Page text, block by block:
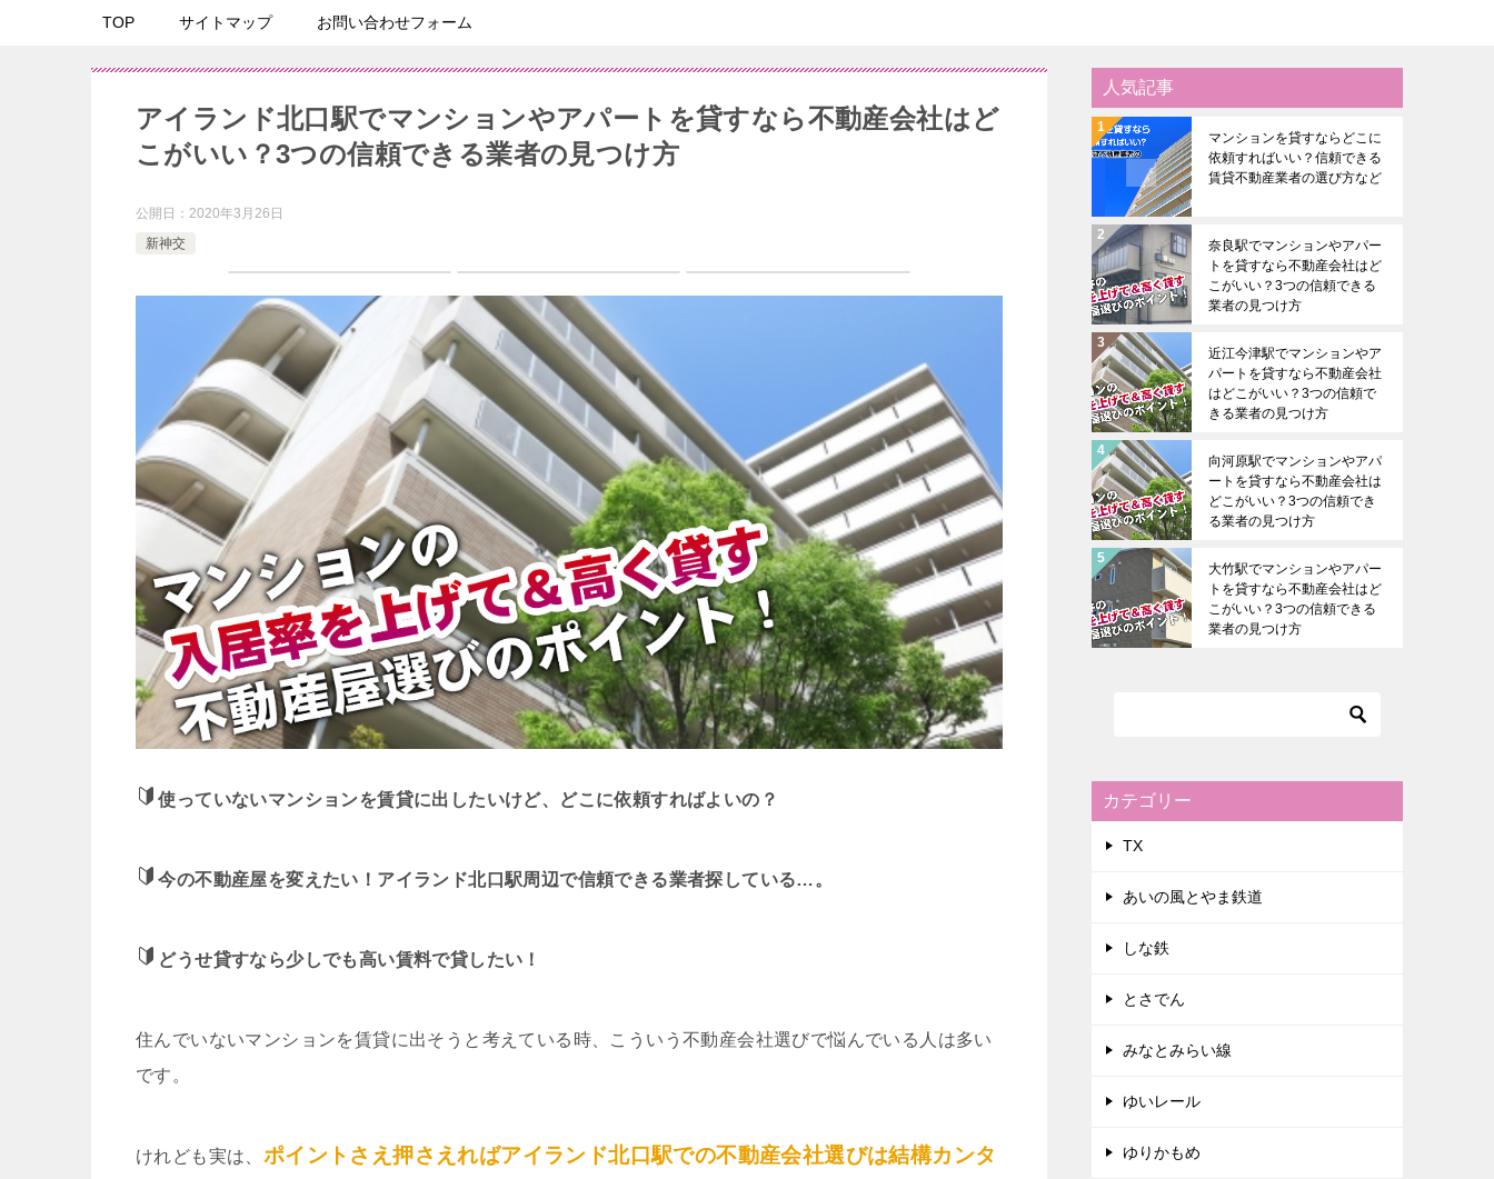
TOP サイトマップ お問い合わせフォーム
アイランド北口駅でマンションやアパートを貸すなら不動産会社はど
こがいい？3つの信頼できる業者の見つけ方
公開日： 2020年3月26日
新神交
使っていないマンションを賃貸に出したいけど、どこに依頼すればよいの？
今の不動産屋を変えたい！アイランド北口駅周辺で信頼できる業者探している…。
どうせ貸すなら少しでも高い賃料で貸したい！
住んでいないマンションを賃貸に出そうと考えている時、こういう不動産会社選びで悩んでいる人は多い
です。
けれども実は、 ポイントさえ押さえればアイランド北口駅での不動産会社選びは結構カンタ
人気記事
マンションを貸すならどこに
依頼すればいい？信頼できる
賃貸不動産業者の選び方など
奈良駅でマンションやアパー
トを貸すなら不動産会社はど
こがいい？3つの信頼できる
業者の見つけ方
近江今津駅でマンションやア
パートを貸すなら不動産会社
はどこがいい？3つの信頼で
きる業者の見つけ方
向河原駅でマンションやアパ
ートを貸すなら不動産会社は
どこがいい？3つの信頼でき
る業者の見つけ方
大竹駅でマンションやアパー
トを貸すなら不動産会社はど
こがいい？3つの信頼できる
業者の見つけ方
カテゴリー
TX
あいの風とやま鉄道
しな鉄
とさでん
みなとみらい線
ゆいレール
ゆりかもめ